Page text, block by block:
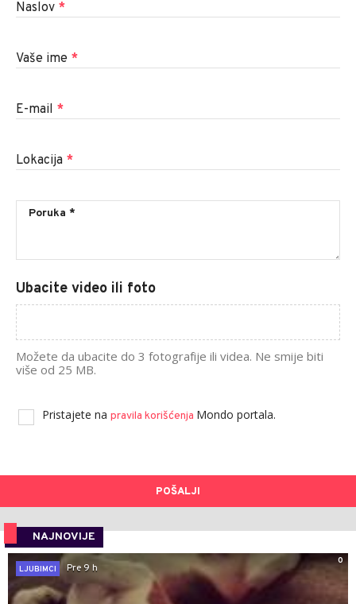
Naslov *
Vaše ime *
E-mail *
Lokacija *
Ubacite video ili foto
Možete da ubacite do 3 fotografije ili videa. Ne smije biti
više od 25 MB.
Pristajete na pravila korišćenja Mondo portala.
POŠALJI
NAJNOVIJE
0
LJUBIMCI
Pre 9 h